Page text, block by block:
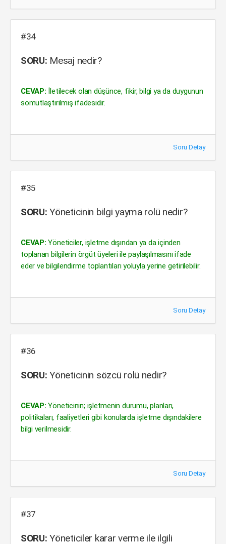
#34
SORU: Mesaj nedir?
CEVAP: İletilecek olan düşünce, fikir, bilgi ya da duygunun
somutlaştırılmış ifadesidir.
Soru Detay
#35
SORU: Yöneticinin bilgi yayma rolü nedir?
CEVAP: Yöneticiler, işletme dışından ya da içinden
toplanan bilgilerin örgüt üyeleri ile paylaşılmasını ifade
eder ve bilgilendirme toplantıları yoluyla yerine getirilebilir.
Soru Detay
#36
SORU: Yöneticinin sözcü rolü nedir?
CEVAP: Yöneticinin; işletmenin durumu, planları,
politikaları, faaliyetleri gibi konularda işletme dışındakilere
bilgi verilmesidir.
Soru Detay
#37
SORU: Yöneticiler karar verme ile ilgili